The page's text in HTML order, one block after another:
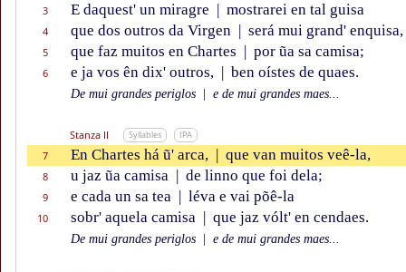
3 E daquest' un miragre | mostrarei en tal guisa
4 que dos outros da Virgen | será mui grand' enquisa,
5 que faz muitos en Chartes | por ũa sa camisa;
6 e ja vos ên dix' outros, | ben oístes de quaes.
De mui grandes periglos e de mui grandes maes...
Stanza II Syllables IPA
7 En Chartes há ũ' arca, | que van muitos veê-la,
8 u jaz ũa camisa | de linno que foi dela;
9 e cada un sa tea | léva e vai põê-la
10 sobr' aquela camisa | que jaz vólt' en cendaes.
De mui grandes periglos e de mui grandes maes...